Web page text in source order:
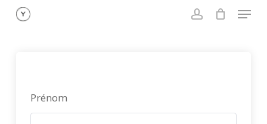
Skip
Menu
Prénom